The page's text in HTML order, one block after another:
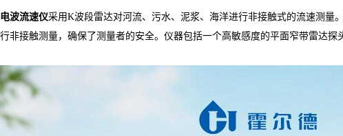
电波流速仪采用K波段雷达对河流、污水、泥浆、海洋进行非接触式的流速测量
行非接触测量，确保了测量者的安全。仪器包括一个高敏感度的平面窄带雷达